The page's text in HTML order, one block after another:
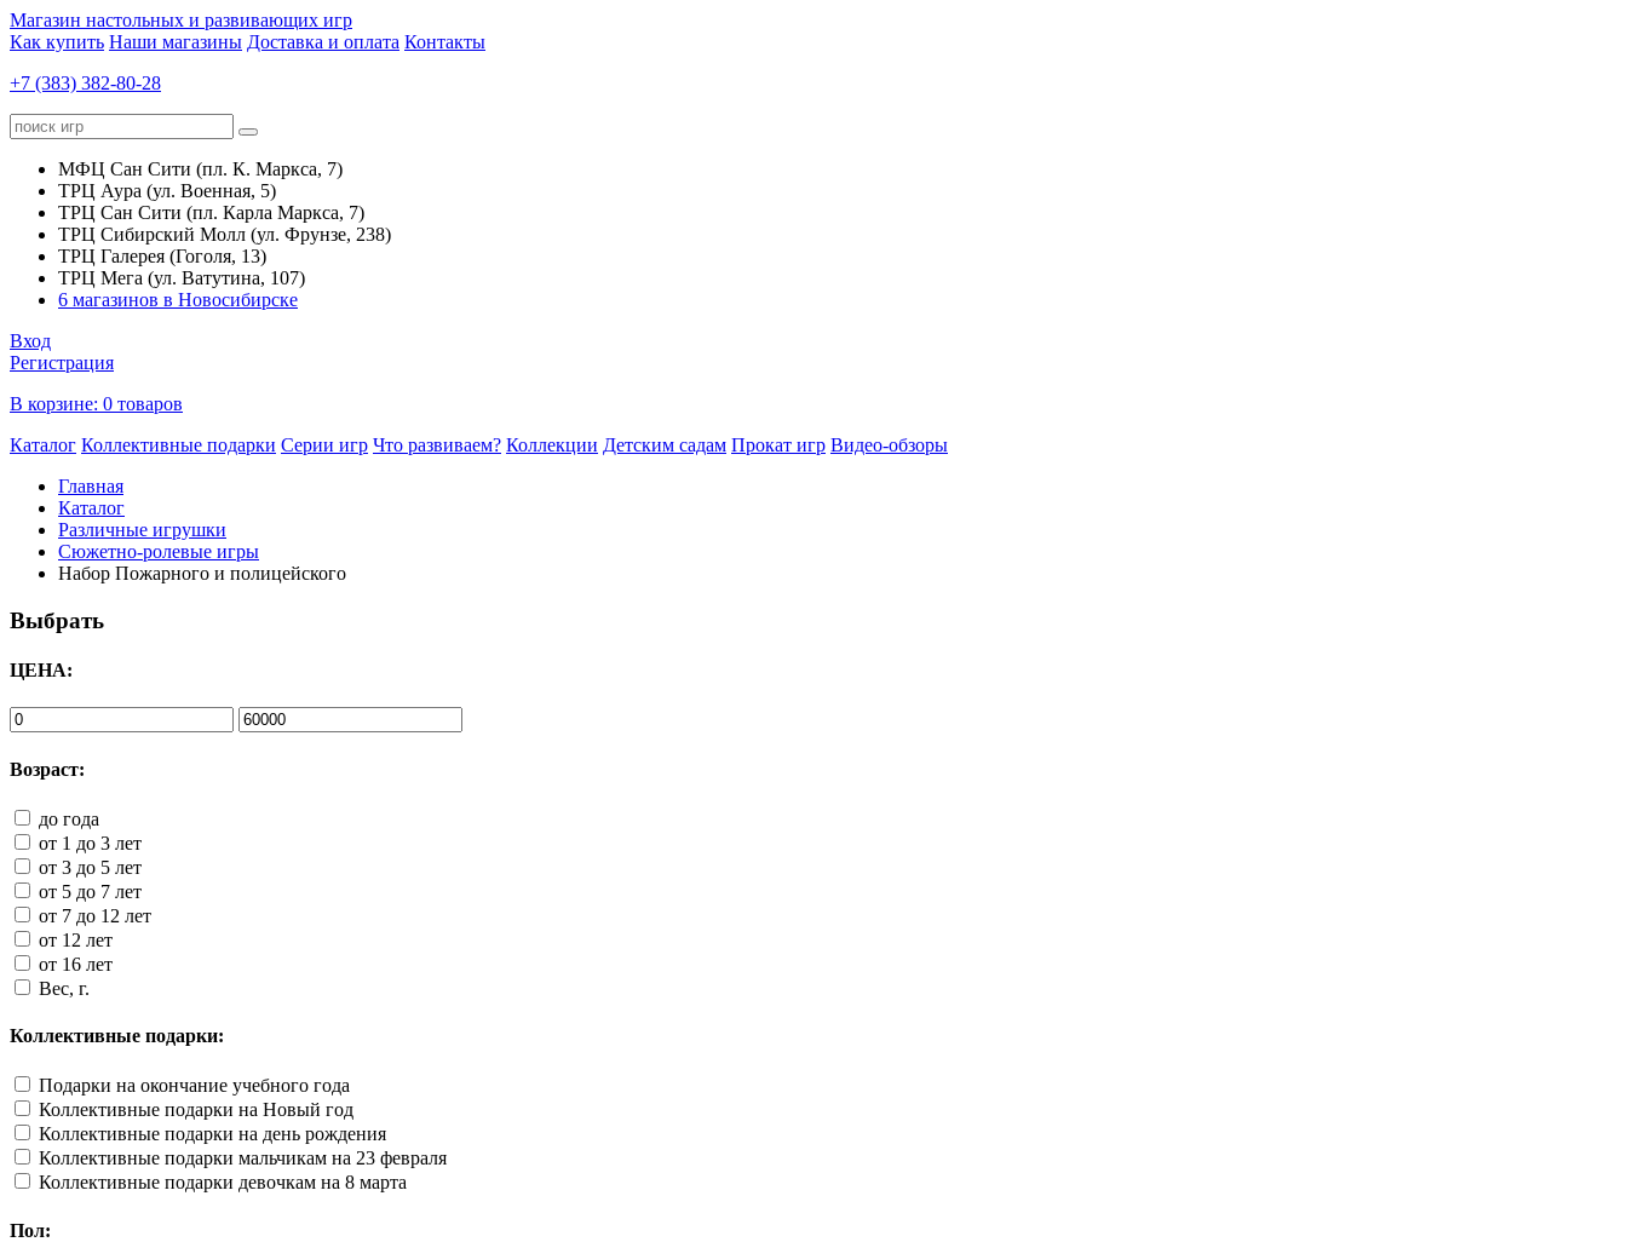
Магазин настольных и развивающих игр
Как купить Наши магазины Доставка и оплата Контакты
+7 (383) 382-80-28
МФЦ Сан Сити (пл. К. Маркса, 7)
ТРЦ Аура (ул. Военная, 5)
ТРЦ Сан Сити (пл. Карла Маркса, 7)
ТРЦ Сибирский Молл (ул. Фрунзе, 238)
ТРЦ Галерея (Гоголя, 13)
ТРЦ Мега (ул. Ватутина, 107)
6 магазинов в Новосибирске
Вход
Регистрация
В корзине: 0 товаров
Каталог Коллективные подарки Серии игр Что развиваем? Коллекции Детским садам Прокат игр Видео-обзоры
Главная
Каталог
Различные игрушки
Сюжетно-ролевые игры
Набор Пожарного и полицейского
Выбрать
ЦЕНА:
Возраст:
до года
от 1 до 3 лет
от 3 до 5 лет
от 5 до 7 лет
от 7 до 12 лет
от 12 лет
от 16 лет
Вес, г.
Коллективные подарки:
Подарки на окончание учебного года
Коллективные подарки на Новый год
Коллективные подарки на день рождения
Коллективные подарки мальчикам на 23 февраля
Коллективные подарки девочкам на 8 марта
Пол: